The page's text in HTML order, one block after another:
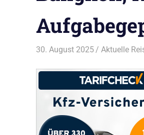
30. August 2025 Bruno Müller
Aktuelle